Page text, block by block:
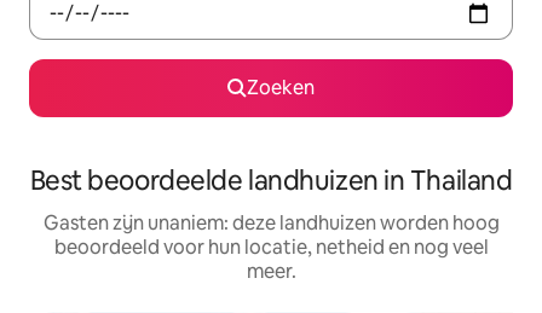
Zoeken
Best beoordeelde landhuizen in Thailand
Gasten zijn unaniem: deze landhuizen worden hoog
beoordeeld voor hun locatie, netheid en nog veel
meer.